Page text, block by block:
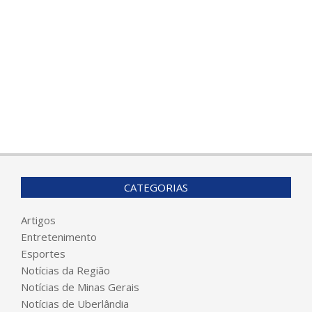
CATEGORIAS
Artigos
Entretenimento
Esportes
Notícias da Região
Notícias de Minas Gerais
Notícias de Uberlândia